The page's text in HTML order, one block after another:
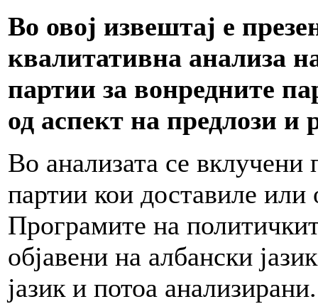
Во овој извештај е
квалитативна анализа
партии за вонредните
од аспект на предлози и
Во анализата се
партии кои доставиле или
Програмите на
објавени на албански
јазик и потоа анализирани.